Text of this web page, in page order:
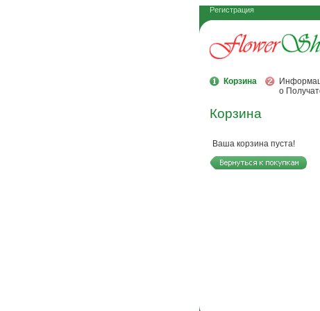
Регистрация
Корзина
о
Корзина
Ваша корзина пуста!